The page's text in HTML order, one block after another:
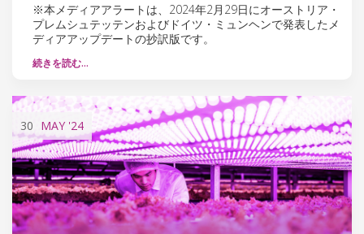
※本メディアアラートは、2024年2月29日にオーストリア・
プレムシュテッテンおよびドイツ・ミュンヘンで発表したメ
ディアアップデートの抄訳版です。
続きを読む…
30 MAY '24